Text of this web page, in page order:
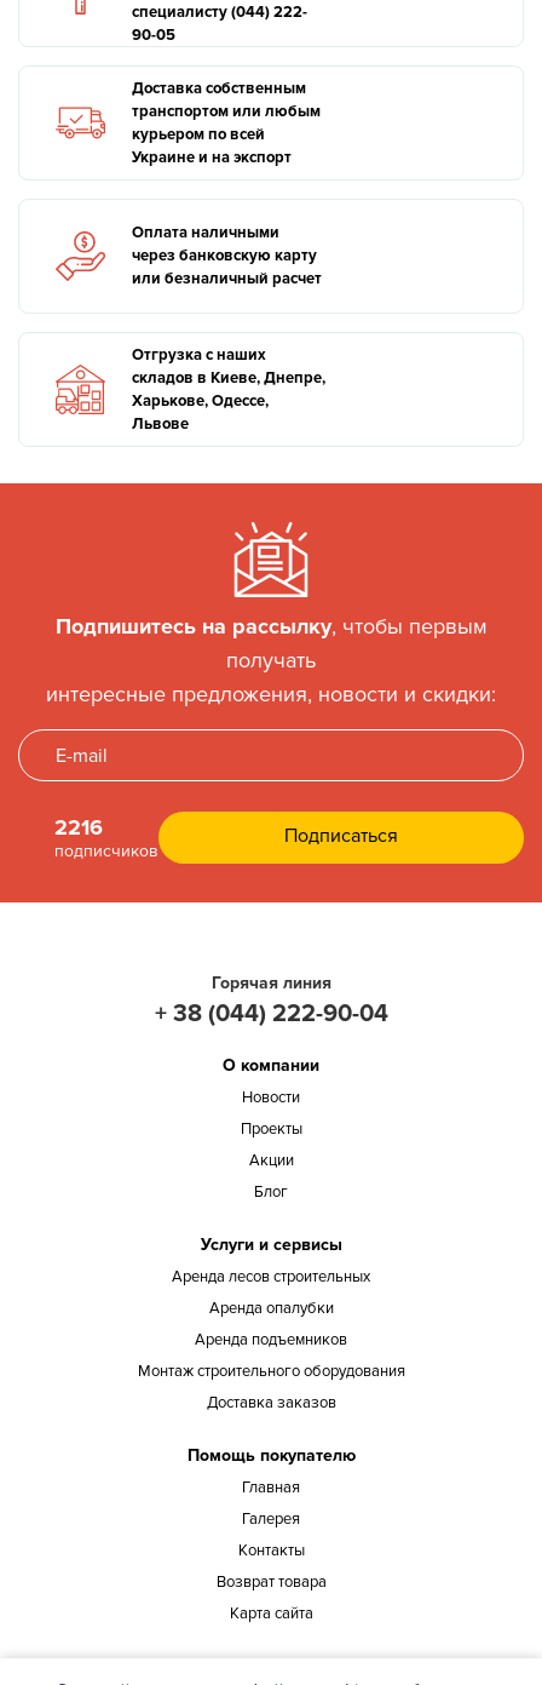
специалисту (044) 222-
90-05
Доставка собственным
транспортом или любым
курьером по всей
Украине и на экспорт
Оплата наличными
через банковскую карту
или безналичный расчет
Отгрузка с наших
складов в Киеве, Днепре,
Харькове, Одессе,
Львове
Подпишитесь на рассылку, чтобы первым
получать
интересные предложения, новости и скидки:
2216
подписчиков
Горячая линия
+ 38 (044) 222-90-04
О компании
Новости
Проекты
Акции
Блог
Услуги и сервисы
Аренда лесов строительных
Аренда опалубки
Аренда подъемников
Монтаж строительного оборудования
Доставка заказов
Помощь покупателю
Главная
Галерея
Контакты
Возврат товара
Карта сайта